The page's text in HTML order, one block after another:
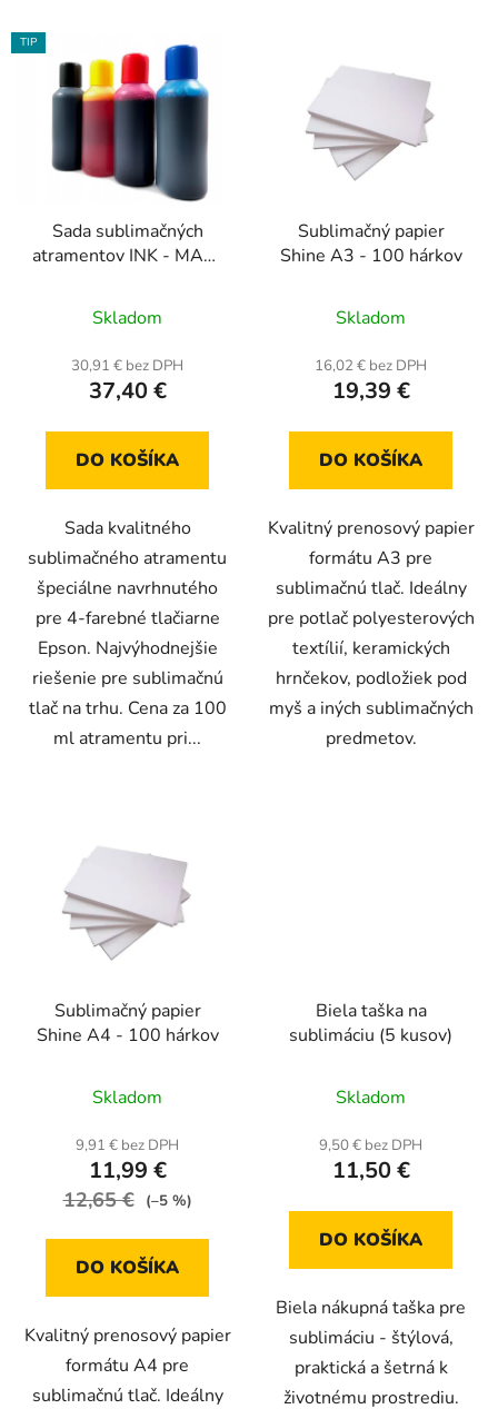
TIP
Sada sublimačných
atramentov INK - MATE
hodnotenie
produktu
je
z
Skladom
30,91 € bez DPH
37,40 €
DO KOŠÍKA
Sada kvalitného
sublimačného atramentu
špeciálne navrhnutého
pre 4-farebné tlačiarne
Epson. Najvýhodnejšie
riešenie pre sublimačnú
tlač na trhu. Cena za 100
ml atramentu pri...
Sublimačný papier
Shine A3 - 100 hárkov
hodnotenie
produktu
je
z
Skladom
16,02 € bez DPH
19,39 €
DO KOŠÍKA
Kvalitný prenosový papier
formátu A3 pre
sublimačnú tlač. Ideálny
pre potlač polyesterových
textílií, keramických
hrnčekov, podložiek pod
myš a iných sublimačných
predmetov.
Sublimačný papier
Shine A4 - 100 hárkov
hodnotenie
produktu
je
4,7
5
Skladom
9,91 € bez DPH
11,99 €
12,65 € (–5 %)
DO KOŠÍKA
Kvalitný prenosový papier
formátu A4 pre
sublimačnú tlač. Ideálny
Biela taška na
sublimáciu (5 kusov)
Skladom
9,50 € bez DPH
11,50 €
DO KOŠÍKA
Biela nákupná taška pre
sublimáciu - štýlová,
praktická a šetrná k
životnému prostrediu.